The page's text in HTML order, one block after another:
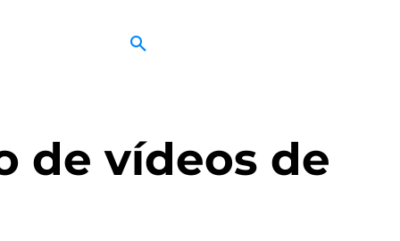
de vídeos de